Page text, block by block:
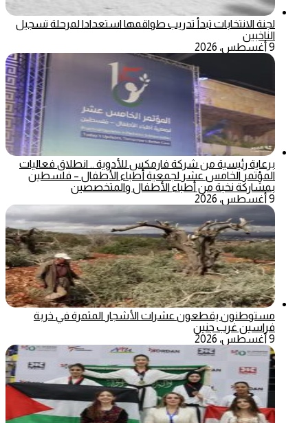
لجنة الانتخابات تبدأ تدريب طواقمها استعدادا لمرحلة تسجيل
الناخبين
9 أغسطس، 2026
برعاية رئيسية من شركة فارمكس للأدوية .. انطلاق فعاليات
المؤتمر الخامس عشر لجمعية أطباء الأطفال – فلسطين
بمشاركة نخبة من أطباء الأطفال والمتخصصين
9 أغسطس، 2026
مستوطنون يقطعون عشرات الأشجار المثمرة في خربة
فراسين غرب جنين
9 أغسطس، 2026